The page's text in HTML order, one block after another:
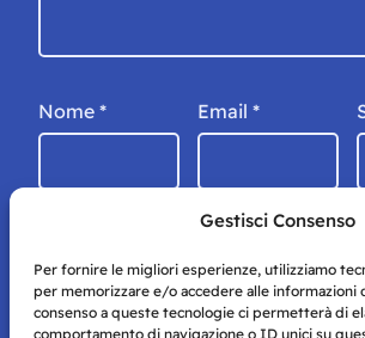
Gestisci Consenso
Per fornire le migliori esperienze, utilizziamo
per memorizzare e/o accedere alle
consenso a queste tecnologie ci permetterà di
comportamento di navigazione o ID unici su
Nome * Email *